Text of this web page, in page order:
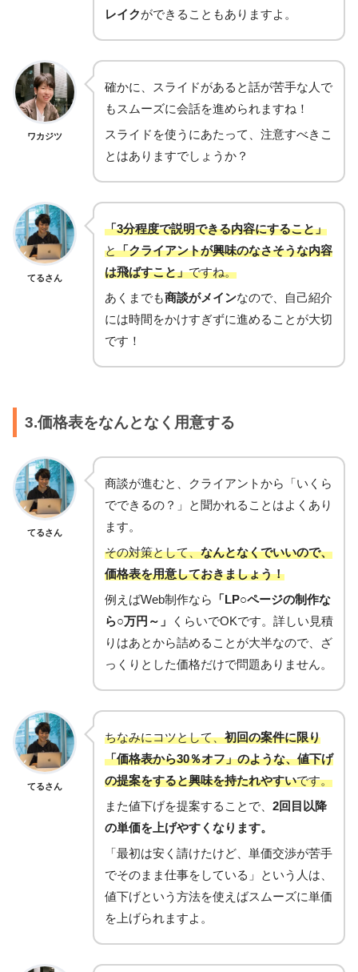
レイクができることもありますよ。
ワカジツ
確かに、スライドがあると話が苦手な人で
もスムーズに会話を進められますね！
スライドを使うにあたって、注意すべきこ
とはありますでしょうか？
てるさん
「3分程度で説明できる内容にすること」
と「クライアントが興味のなさそうな内容
は飛ばすこと」ですね。
あくまでも商談がメインなので、自己紹介
には時間をかけすぎずに進めることが大切
です！
3.価格表をなんとなく用意する
てるさん
商談が進むと、クライアントから「いくら
でできるの？」と聞かれることはよくあり
ます。
その対策として、なんとなくでいいので、
価格表を用意しておきましょう！
例えばWeb制作なら
「LP○ページの制作な
ら○万円～」
くらいでOKです。詳しい見積
りはあとから詰めることが大半なので、ざ
っくりとした価格だけで問題ありません。
てるさん
ちなみにコツとして、初回の案件に限り
「価格表から30％オフ」のような、値下げ
の提案をすると興味を持たれやすいです。
また値下げを提案することで、 2回目以降
の単価を上げやすくなります。
「最初は安く請けたけど、単価交渉が苦手
でそのまま仕事をしている」という人は、
値下げという方法を使えばスムーズに単価
を上げられますよ。